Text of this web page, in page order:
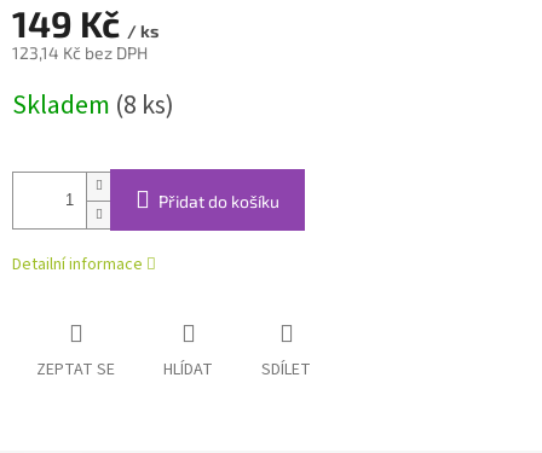
149 Kč / ks
123,14 Kč bez DPH
cena:
Skladem (8 ks)
Přidat do košíku
Detailní informace
ZEPTAT SE HLÍDAT SDÍLET